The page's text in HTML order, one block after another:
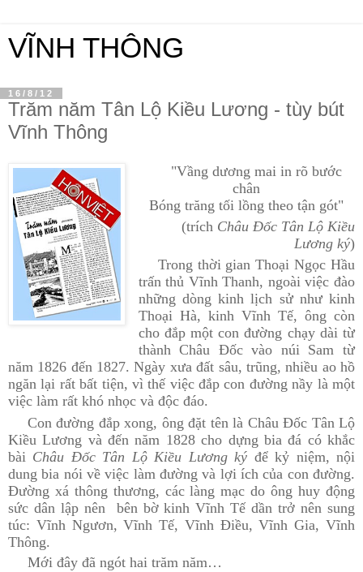
VĨNH THÔNG
16/8/12
Trăm năm Tân Lộ Kiều Lương - tùy bút
Vĩnh Thông
"Vầng dương mai in rõ bước
chân
Bóng trăng tối lồng theo tận gót"
(trích Châu Đốc Tân Lộ Kiều
Lương ký)
Trong thời gian Thoại Ngọc Hầu
trấn thủ Vĩnh Thanh, ngoài việc đào
những dòng kinh lịch sử như kinh
Thoại Hà, kinh Vĩnh Tế, ông còn
cho đắp một con đường chạy dài từ
thành Châu Đốc vào núi Sam từ
năm 1826 đến 1827. Ngày xưa đất sâu, trũng, nhiều ao hồ
ngăn lại rất bất tiện, vì thế việc đắp con đường nầy là một
việc làm rất khó nhọc và độc đáo.
Con đường đắp xong, ông đặt tên là Châu Đốc Tân Lộ
Kiều Lương và đến năm 1828 cho dựng bia đá có khắc
bài Châu Đốc Tân Lộ Kiều Lương ký để kỷ niệm, nội
dung bia nói về việc làm đường và lợi ích của con đường.
Đường xá thông thương, các làng mạc do ông huy động
sức dân lập nên bên bờ kinh Vĩnh Tế dần trở nên sung
túc: Vĩnh Ngươn, Vĩnh Tế, Vĩnh Điều, Vĩnh Gia, Vĩnh
Thông.
Mới đây đã ngót hai trăm năm…